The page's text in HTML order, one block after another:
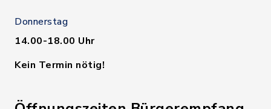
Donnerstag
14.00-18.00 Uhr
Kein Termin nötig!